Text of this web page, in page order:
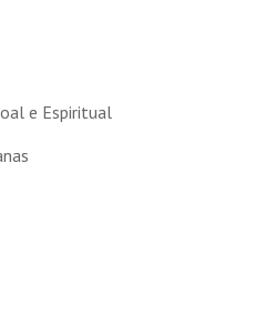
e Espiritual